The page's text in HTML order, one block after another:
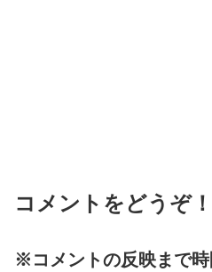
コメントをどうぞ！
※コメントの反映まで